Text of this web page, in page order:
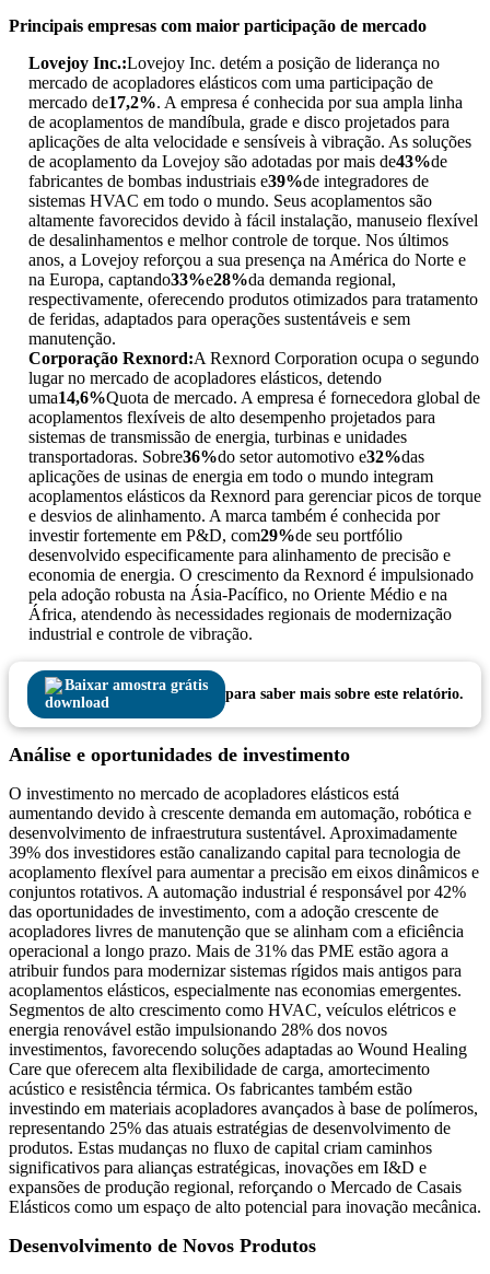
Principais empresas com maior participação de mercado
Lovejoy Inc.:Lovejoy Inc. detém a posição de liderança no
mercado de acopladores elásticos com uma participação de
mercado de17,2%. A empresa é conhecida por sua ampla linha
de acoplamentos de mandíbula, grade e disco projetados para
aplicações de alta velocidade e sensíveis à vibração. As soluções
de acoplamento da Lovejoy são adotadas por mais de43%de
fabricantes de bombas industriais e39%de integradores de
sistemas HVAC em todo o mundo. Seus acoplamentos são
altamente favorecidos devido à fácil instalação, manuseio flexível
de desalinhamentos e melhor controle de torque. Nos últimos
anos, a Lovejoy reforçou a sua presença na América do Norte e
na Europa, captando33%e28%da demanda regional,
respectivamente, oferecendo produtos otimizados para tratamento
de feridas, adaptados para operações sustentáveis ​​e sem
manutenção.
Corporação Rexnord:A Rexnord Corporation ocupa o segundo
lugar no mercado de acopladores elásticos, detendo
uma14,6%Quota de mercado. A empresa é fornecedora global de
acoplamentos flexíveis de alto desempenho projetados para
sistemas de transmissão de energia, turbinas e unidades
transportadoras. Sobre36%do setor automotivo e32%das
aplicações de usinas de energia em todo o mundo integram
acoplamentos elásticos da Rexnord para gerenciar picos de torque
e desvios de alinhamento. A marca também é conhecida por
investir fortemente em P&D, com29%de seu portfólio
desenvolvido especificamente para alinhamento de precisão e
economia de energia. O crescimento da Rexnord é impulsionado
pela adoção robusta na Ásia-Pacífico, no Oriente Médio e na
África, atendendo às necessidades regionais de modernização
industrial e controle de vibração.
Baixar amostra grátis
para saber mais sobre este relatório.
Análise e oportunidades de investimento
O investimento no mercado de acopladores elásticos está
aumentando devido à crescente demanda em automação, robótica e
desenvolvimento de infraestrutura sustentável. Aproximadamente
39% dos investidores estão canalizando capital para tecnologia de
acoplamento flexível para aumentar a precisão em eixos dinâmicos e
conjuntos rotativos. A automação industrial é responsável por 42%
das oportunidades de investimento, com a adoção crescente de
acopladores livres de manutenção que se alinham com a eficiência
operacional a longo prazo. Mais de 31% das PME estão agora a
atribuir fundos para modernizar sistemas rígidos mais antigos para
acoplamentos elásticos, especialmente nas economias emergentes.
Segmentos de alto crescimento como HVAC, veículos elétricos e
energia renovável estão impulsionando 28% dos novos
investimentos, favorecendo soluções adaptadas ao Wound Healing
Care que oferecem alta flexibilidade de carga, amortecimento
acústico e resistência térmica. Os fabricantes também estão
investindo em materiais acopladores avançados à base de polímeros,
representando 25% das atuais estratégias de desenvolvimento de
produtos. Estas mudanças no fluxo de capital criam caminhos
significativos para alianças estratégicas, inovações em I&D e
expansões de produção regional, reforçando o Mercado de Casais
Elásticos como um espaço de alto potencial para inovação mecânica.
Desenvolvimento de Novos Produtos